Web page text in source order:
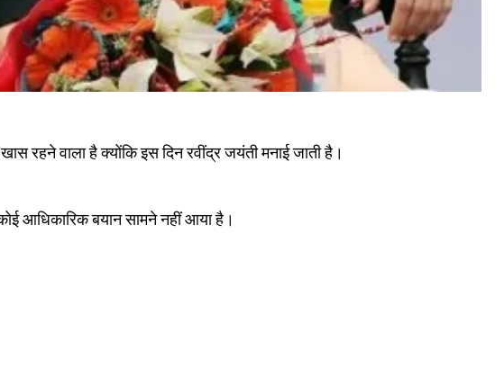
रहने वाला है क्योंकि इस दिन रवींद्र जयंती मनाई जाती है।
आधिकारिक बयान सामने नहीं आया है।